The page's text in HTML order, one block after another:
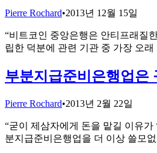
Pierre Rochard•2013년 12월 15일
“비트코인 중앙은행은 안티프래질
립한 덕분에 관련 기관 중 가장 오
부분지급준비은행업은
Pierre Rochard•2013년 2월 22일
“굳이 제삼자에게 돈을 맡길 이유
분지급준비은행업을 더 이상 쓸모